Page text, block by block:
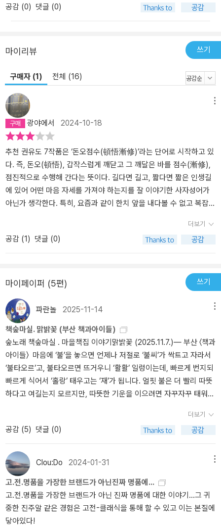
공감 (0) 댓글 (0)
마이리뷰 쓰기
구매자 (1) 전체 (16)
광야에서 2024-10-18
추천 권유도 7작품은 ‘돈오점수(頓悟漸修)’라는 단어로 시작하고 있
다. 즉, 돈오(頓悟), 갑작스럽게 깨닫고 그 깨달은 바를 점수(漸修),
점진적으로 수행해 간다는 뜻이다. 길다면 길고, 짧다면 짧은 인생길
에 있어 어떤 마음 자세를 가져야 하는지를 잘 이야기한 사자성어가
아닌가 생각한다. 특히, 요즘과 같이 한치 앞을 내다볼 수 없고 복잡계
신의 삶을 진지하게 되돌아보면서 그동안 간과해 왔고 되는대로 살아
왔던 자신의 생활을 다시 한 번 점검해 보란 듯이 툭 던져진 작품이 나
를 되돌아보게 하고 있다. 쉽지 않은 인생길을 살아감에 있어 저자는
관점으로 또 어떻게 보면 학창 시절 선생님과 같은 지적질에 가까운
이야기를 하고 있지만 그것이 꼭 그렇게만 느껴지지 않는 것은 다 이
유가 있을 것이라고 생각하는데, 나의 경우 비록 이 한 권의 작품이 복
잡 미묘한 인간 개개인의 인생사에 얼마나 도움이 될지는 모르겠으나
나이든 내가 읽어 보아도 맞는 말이고, 올바른 관점이기에 거부감 없
이 받아들여지고 있어 새로운 벗을 만난 것처럼 좋았다. 사회 초년생
들에게는 좋은 가르침으로, 중년들에게는 바삐 살면서 잊어버렸던 삶
의 자세에 대해, 길고 긴 삶의 반환점을 돌고 있는 이들에게는 나름의
외침을 던져준 작품이었다는 게 나의 생각이다. 제1장 자존(自尊)
- 자신을 존중하는 마음, 이게 있으면 어떤 상황에 부딪혀도 행복할
것이 무엇인가'를 궁금해 한다면, 한국 교육은 '네 안에 무엇을 넣어
지 못한 것에 대한 질타는 눈치를 자라게 한다.(P 29) - 자기가 가진
것을 무시하지 않는 것, 이게 바로 인생이다.(P 37) - 인생을 살아감
에 있어 자신이 하고 싶은 것을 해야 하며, 인생에 공짜는 없다. 나만
가질 수 있는 무기 하나쯤 마련해 놓아야 한다.(P 38) - 우리 모두는
폭탄이다. 아직 뇌관이 발견되지 않은 폭탄이다. 뇌관이 발견되는 순
간, 큰 폭발력을 가질 것이다. 그러니 자존을 찾고 자신만의 뇌관을
더보기
공감 (1) 댓글 (0)
마이페이퍼 (5편) 쓰기
파란놀 2025-11-14
책숲마실. 맑밝꽃 (부산 책과아이들)
숲노래 책숲마실 . 마을책집 이야기맑밝꽃 (2025.11.7.)― 부산 〈책과
아이들〉 마음에 ‘불’을 놓으면 언제나 저절로 ‘불씨’가 싹트고 자라서
‘불타오르’고, 불타오르면 뜨거우니 ‘활활’ 일렁이는데, 빠르게 번지되
빠르게 식어서 ‘홀랑’ 태우고는 ‘재’가 됩니다. 얼핏 불은 더 빨리 따뜻
하다고 여길는지 모르지만, 따뜻한 기운을 이으려면 자꾸자꾸 태워야
에 ‘불질(부아)’을 내면서 부라퀴처럼 흐릅니다. 마음에 ‘물’을 놓으면
얼핏 불을 재우는 듯하지만, 그만 차갑게 식히기 일쑤라서, 다시 불을
찾고 맙니다. 마음에 ‘불’이 아닌 ‘풀’을 놓으면 처음에는 아무것도 없
는 듯해서 곧 ‘풀씨’가 바람에 날리고, 조그마한 풀씨가 조그마한 들풀
로 싹트고 자라더니 이윽고 풀밭을 이루고, 풀숲이 되다가, 나비가 찾
아들고 애벌레가 잎을 갉으면서 새도 덩달아 날아앉아요. 이때에 새
는 나무씨를 문득 심고, 새가 심은 나무씨가 더 천천히 싹트고 자라서
시나브로 ‘숲’을 이룹니다. 풀씨를 놓아서 숲을 이루기까지 긴긴 날이
걸리는 듯하지만, 이동안에는 ‘기운을 불사르지(불태우지)’ 않기에 숨
더보기
공감 (5) 댓글 (0)
Clou:Do 2024-01-31
고.전.명품을 가장한 브랜드가 아닌진짜 명품에...
고.전.명품을 가장한 브랜드가 아닌 진짜 명품에 대한 이야기…그 귀
중한 진주알 같은 경험은 고전-클래식을 통해 할 수 있고 이는 본질에
닿아있다!